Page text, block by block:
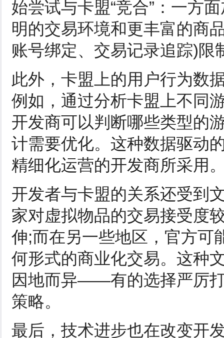
始尝试与卡盟“竞合”：一方
明的交易环境和更丰富的商
账号绑定、交易记录追踪)限
此外，卡盟上的用户行为数
例如，通过分析卡盟上不同
开发商可以判断哪些类型的
计需要优化。这种数据驱动
精细化运营的开发商所采用
开发者与卡盟的关系还受到
家对虚拟物品的交易接受度
伸;而在另一些地区，官方可
何形式的商业化交易。这种
因地而异——有的选择严厉
策略。
最后，技术进步也在改变开